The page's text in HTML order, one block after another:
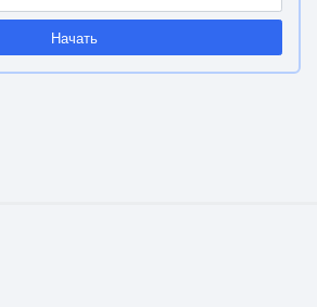
Начать